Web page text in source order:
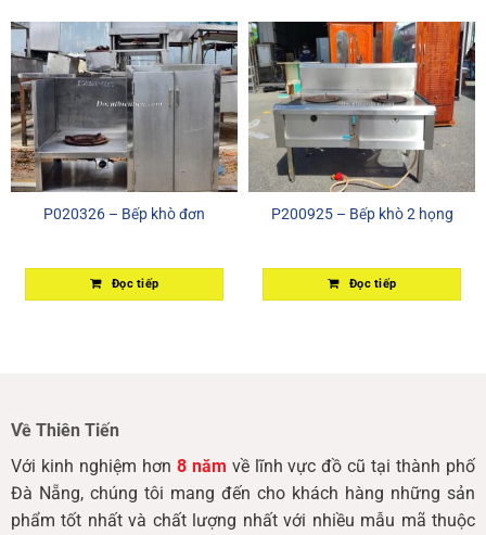
P020326 – Bếp khò đơn
Đọc tiếp
P200925 – Bếp khò 2 họng
Đọc tiếp
Về Thiên Tiến
Với kinh nghiệm hơn 8 năm về lĩnh vực đồ cũ tại thành phố
Đà Nẵng, chúng tôi mang đến cho khách hàng những sản
phẩm tốt nhất và chất lượng nhất với nhiều mẫu mã thuộc